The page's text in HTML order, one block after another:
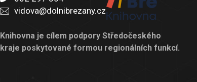
vidova@dolnibrezany.cz
Knihovna je cílem podpory Středočeského
kraje poskytované formou regionálních funkcí.